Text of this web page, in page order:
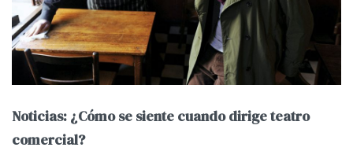
Noticias: ¿Cómo se siente cuando dirige teatro
comercial?